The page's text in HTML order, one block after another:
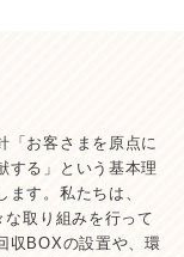
「お客さまを原点に
する」という基本理
す。私たちは、
取り組みを行って
収BOXの設置や、環